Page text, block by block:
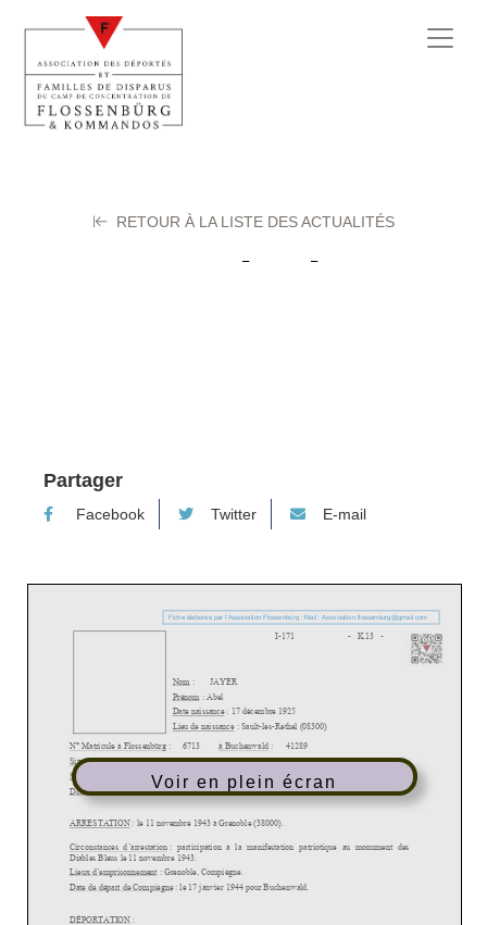
RETOUR À LA LISTE DES ACTUALITÉS
JAYER Abel
Partager
Facebook Twitter E-mail
Voir en plein écran